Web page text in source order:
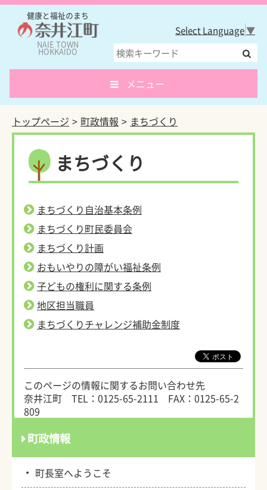
健康と福祉のまち
NAIE TOWN
HOKKAIDO
Select Language▼
メニュー
トップページ 町政情報 まちづくり
まちづくり
まちづくり自治基本条例
まちづくり町民委員会
まちづくり計画
おもいやりの障がい福祉条例
子どもの権利に関する条例
地区担当職員
まちづくりチャレンジ補助金制度
このページの情報に関するお問い合わせ先
奈井江町
TEL：0125-65-2111
FAX：0125-65-2
809
町政情報
・ 町長室へようこそ